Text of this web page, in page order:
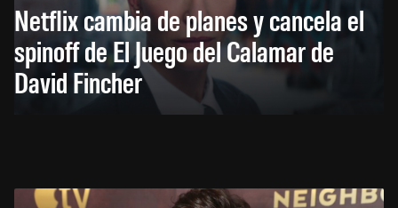
Netflix cambia de planes y cancela el
spinoff de El Juego del Calamar de
David Fincher